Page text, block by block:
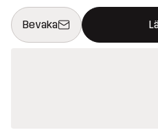
Bevaka
Denna knapp kommer att
{{size}} inte tillgänglig